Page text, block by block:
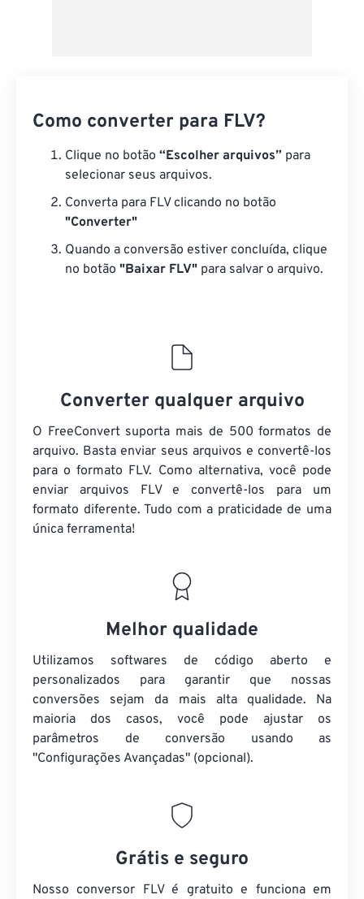
Como converter para FLV?
Clique no botão “Escolher arquivos” para
selecionar seus arquivos.
Converta para FLV clicando no botão
"Converter"
Quando a conversão estiver concluída, clique
no botão "Baixar FLV" para salvar o arquivo.
Converter qualquer arquivo
O FreeConvert suporta mais de 500 formatos de
arquivo. Basta enviar seus arquivos e convertê-los
para o formato FLV. Como alternativa, você pode
enviar arquivos FLV e convertê-los para um
formato diferente. Tudo com a praticidade de uma
única ferramenta!
Melhor qualidade
Utilizamos softwares de código aberto e
personalizados para garantir que nossas
conversões sejam da mais alta qualidade. Na
maioria dos casos, você pode ajustar os
parâmetros de conversão usando as
"Configurações Avançadas" (opcional).
Grátis e seguro
Nosso conversor FLV é gratuito e funciona em